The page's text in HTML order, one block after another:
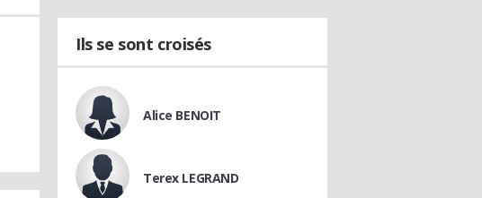
Ils se sont croisés
Alice BENOIT
Terex LEGRAND